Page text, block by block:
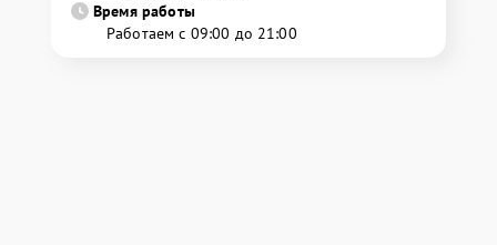
Время работы
Работаем с 09:00 до 21:00